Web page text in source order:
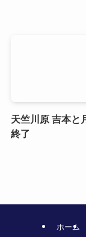
天竺川原 吉本と
終了
ホーム